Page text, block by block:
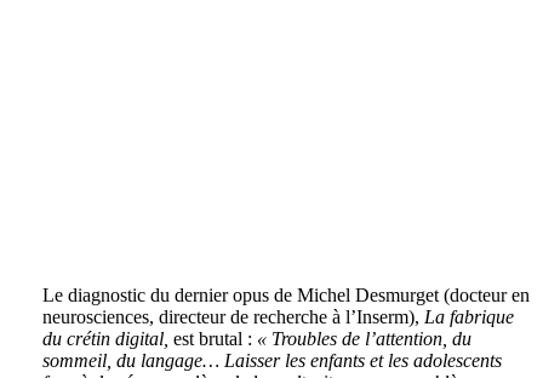
Le diagnostic du dernier opus de Michel Desmurget (docteur en
neurosciences, directeur de recherche à l’Inserm), La fabrique
du crétin digital, est brutal : « Troubles de l’attention, du
sommeil, du langage… Laisser les enfants et les adolescents